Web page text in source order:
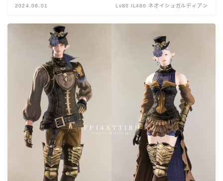
2024.06.01 Lv80 IL480 ネオイシュガルディアン